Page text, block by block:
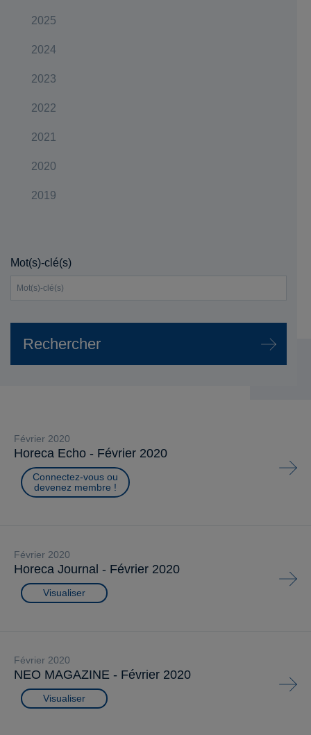
2025
2024
2023
2022
2021
2020
2019
Mot(s)-clé(s)
février 2020
Horeca Echo - Février 2020
Connectez-vous ou
devenez membre !
février 2020
Horeca Journal - Février 2020
Visualiser
février 2020
NEO MAGAZINE - Février 2020
Visualiser